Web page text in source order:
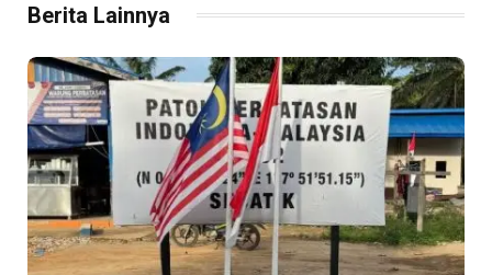
Berita Lainnya